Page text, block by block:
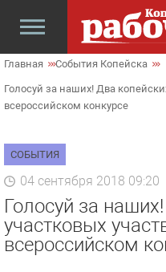
Главная События Копейска
Голосуй за наших! Два
всероссийском конкурсе
СОБЫТИЯ
04 сентября 2018 09:20
Голосуй за
участковых
всероссийском